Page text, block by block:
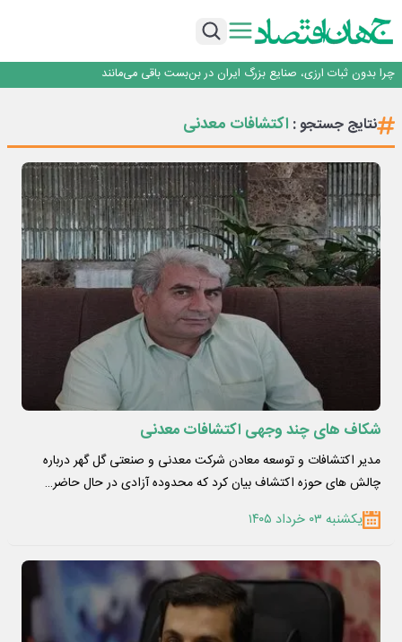
روزنامه ۱۷ مرداد
چرا بدون ثبات ارزی، صنایع بزرگ ایران در بن‌بست باقی می‌مانند
۲ درصد از مشترکان ۱۰ درصد برق خانگی را مصرف می‌کنند!
روزنامه ۱۷ مردادنتایج جستجو : اکتشافات معدنی
شکاف های چند وجهی اکتشافات معدنی
مدیر اکتشافات و توسعه معادن شرکت معدنی و صنعتی گل گهر درباره
چالش های حوزه اکتشاف بیان کرد که محدوده آزادی در حال حاضر…
یکشنبه ۰۳ خرداد ۱۴۰۵